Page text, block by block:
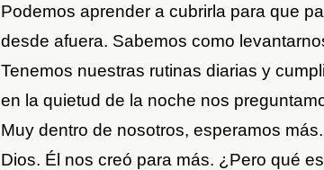
Podemos aprender a cubrirla para que
desde afuera. Sabemos como
Tenemos nuestras rutinas diarias y
en la quietud de la noche nos
Muy dentro de nosotros, esperamos
Dios. Él nos creó para más. ¿Pero qué